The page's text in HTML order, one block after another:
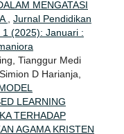
MENGATASI
Jurnal Pendidikan
(2025): Januari :
Tianggur Medi
D Harianja,
LEARNING
TERHADAP
AGAMA KRISTEN